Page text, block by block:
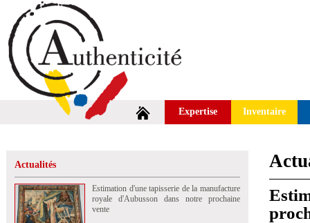
Expertise Inventaire
Actualités
Estimation d'une tapisserie de la manufacture
royale d'Aubusson dans notre prochaine
vente